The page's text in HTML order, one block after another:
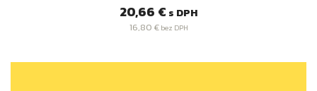
Cena
20,66 € s DPH
16,80 €bez DPH